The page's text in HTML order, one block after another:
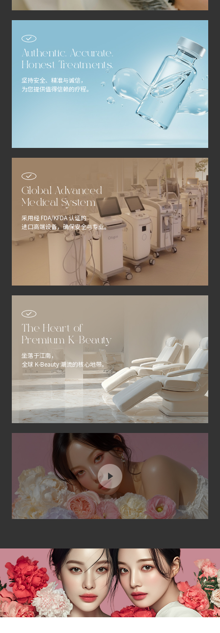
Authentic. Accurate.
Honest Treatments.
坚持安全、精准与诚信，
为您提供值得信赖的疗程。
Global Advanced
Medical System
采用经 FDA/KFDA 认证的
进口高端设备，确保安全与专业。
The Heart of
Premium K-Beauty
坐落于江南，
全球 K-Beauty 潮流的核心地带。